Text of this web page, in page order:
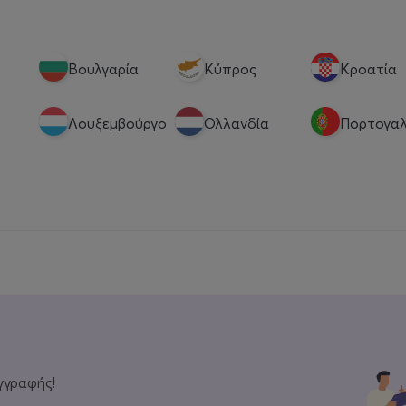
Βουλγαρία Κύπρος Κροατία
Λουξεμβούργο Ολλανδία